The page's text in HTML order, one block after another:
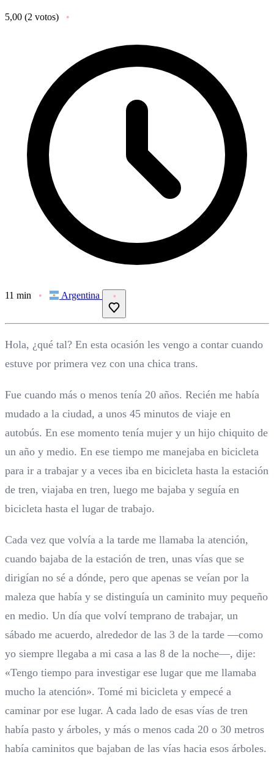
5,00 (2 votos)
11 min Argentina
Hola, ¿qué tal? En esta ocasión les vengo a contar cuando
estuve por primera vez con una chica trans.
Fue cuando más o menos tenía 20 años. Recién me había
mudado a la ciudad, a unos 45 minutos de viaje en
autobús. En ese momento tenía mujer y un hijo chiquito de
un año y medio. En ese tiempo me manejaba en bicicleta
para ir a trabajar y a veces iba en bicicleta hasta la estación
de tren, viajaba en tren, luego me bajaba y seguía en
bicicleta hasta el lugar de trabajo.
Cada vez que volvía a la tarde me llamaba la atención,
cuando bajaba de la estación de tren, unas vías que se
dirigían no sé a dónde, pero que apenas se veían por la
maleza que había y se distinguía un caminito muy pequeño
en medio. Un día que volví temprano de trabajar, un
sábado me acuerdo, alrededor de las 3 de la tarde —como
yo siempre llegaba a mi casa a las 8 de la noche—, dije:
«Tengo tiempo para investigar ese lugar que me llamaba
mucho la atención». Tomé mi bicicleta y empecé a
caminar por ese lugar. A cada lado de esas vías de tren
había pasto y árboles, y más o menos cada 20 o 30 metros
había caminitos que bajaban de las vías hacia esos árboles.